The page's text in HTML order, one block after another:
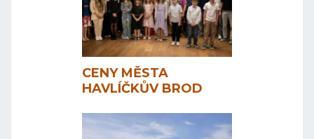
CENY MĚSTA
HAVLÍČKŮV BROD